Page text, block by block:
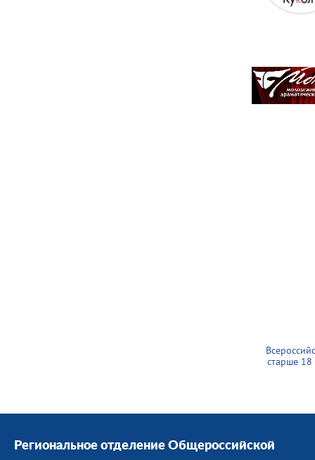
старше
Региональное отделение Общероссийской